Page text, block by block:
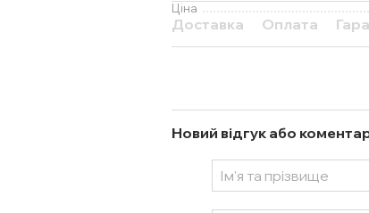
Ціна
Доставка Оплата
Новий відгук або